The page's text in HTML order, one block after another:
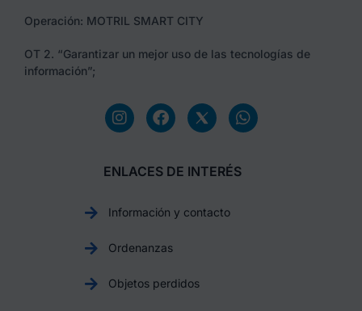
Operación: MOTRIL SMART CITY
OT 2. “Garantizar un mejor uso de las tecnologías de
información”;
ENLACES DE INTERÉS
Información y contacto
Ordenanzas
Objetos perdidos